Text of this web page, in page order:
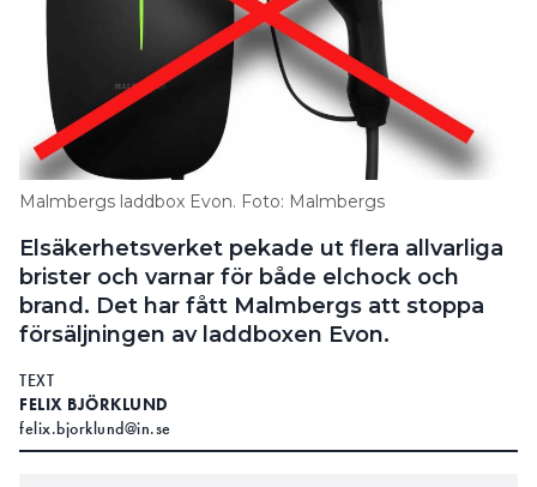
Malmbergs laddbox Evon. Foto: Malmbergs
Elsäkerhetsverket pekade ut flera allvarliga
brister och varnar för både elchock och
brand. Det har fått Malmbergs att stoppa
försäljningen av laddboxen Evon.
TEXT
FELIX BJÖRKLUND
felix.bjorklund@in.se